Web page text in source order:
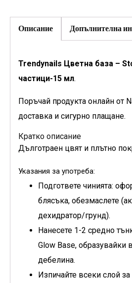
Описание Допълнителна
Trendynails Цветна база –
частици-15 мл.
Поръчай продукта онлайн от
доставка и сигурно плащане.
Кратко описание
Дълготраен цвят и плътно
Указания за употреба:
Подгответе чинията:
блясъка, обезмаслете
дехидратор/грунд).
Нанесете 1-2 средно
Glow Base, образувайки
дебелина.
Изпичайте всеки слой